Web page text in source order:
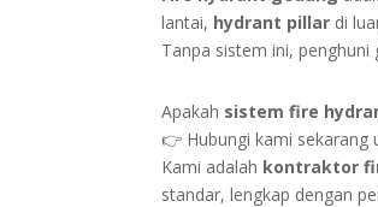
lantai, hydrant pillar di
Tanpa sistem ini,
Apakah sistem fire
👉 Hubungi kami sekarang
Kami adalah kontraktor
standar, lengkap dengan